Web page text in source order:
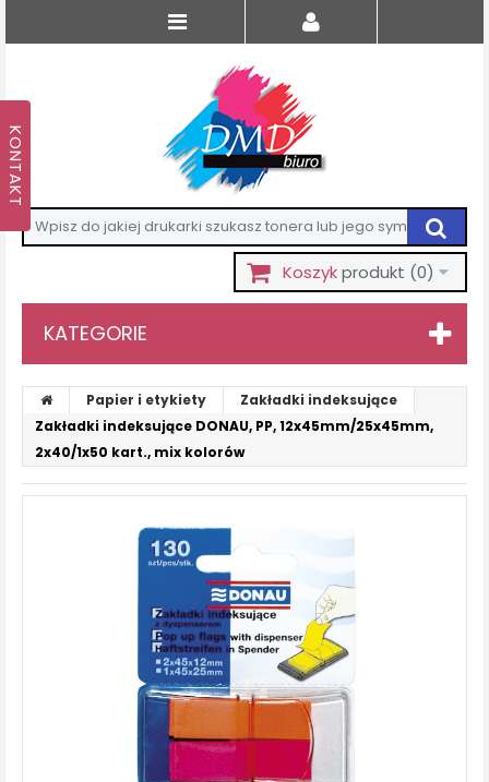
Koszykprodukt (0)
KATEGORIE
Papier i etykiety
Zakładki indeksujące
Zakładki indeksujące DONAU, PP, 12x45mm/25x45mm,
2x40/1x50 kart., mix kolorów